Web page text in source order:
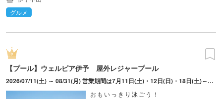
グルメ
【プール】ウェルピア伊予 屋外レジャープール
2026/07/11(土) ～ 08/31(月) 営業期間は7月11日(土)・12日(日)・18日(土)～8月31日(土) ※天候の状況により、営業を中断・中止する場合あり※7月11日（土）のみ12：00～16：00の営業
おもいっきり泳ごう！